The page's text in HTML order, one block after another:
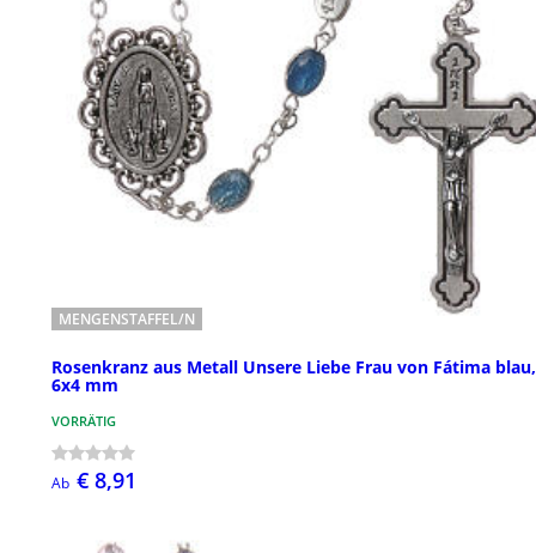
MENGENSTAFFEL/N
Rosenkranz aus Metall Unsere Liebe Frau von Fátima blau,
6x4 mm
VORRÄTIG
Ab € 8,91